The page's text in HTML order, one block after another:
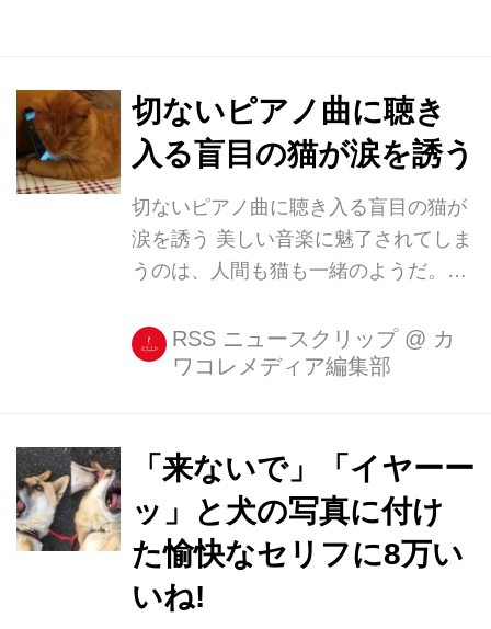
ぎくん」の姿が写っています。 投稿者
の旦那さんが、スリッパに猫じゃらし
を通して動かしていたそうです。 それ
を見ていたむぎくんが、何やら狙いを
定めます。 すると、次の瞬間、猫じゃ
らしを目がけて勢い...
切ないピアノ曲に聴き
入る盲目の猫が涙を誘う
切ないピアノ曲に聴き入る盲目の猫が
涙を誘う 美しい音楽に魅了されてしま
うのは、人間も猫も一緒のようだ。
聞いて、飼い主への愛を伝えずにはい
られなくなったニャンコ』では、なぜ
が、最近そのSarperさんのもとに、あ
るビデオクリップが送られてきたとい
う。 曲に聴き入る盲目の猫 トルコで
音楽活動をするSarperさんは、SNSに
もピアノ演奏を多く投稿している。甘
RSS ニュースクリップ @ カ
ワコレメディア編集部
「来ないで」「イヤーー
ッ」と犬の写真に付け
た愉快なセリフに8万い
いね!